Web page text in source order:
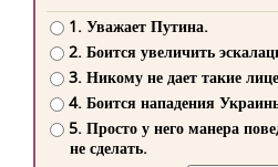
1. Уважает Путина.
2. Боится увеличить
3. Никому не дает такие
4. Боится нападения
5. Просто у него манера
не сделать.